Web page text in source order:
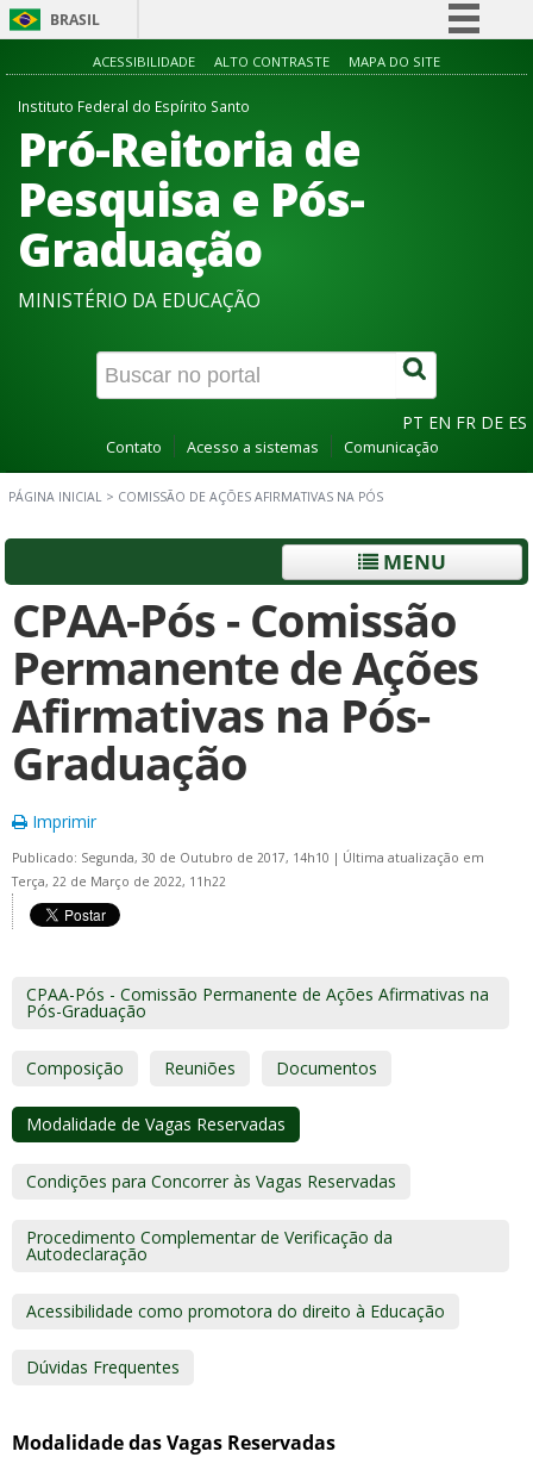
BRASIL
Simplifique!
Acesso à informação
Legislação
ACESSIBILIDADE ALTO CONTRASTE MAPA DO SITE
Instituto Federal do Espírito Santo
Pró-Reitoria de
Pesquisa e Pós-
Graduação
MINISTÉRIO DA EDUCAÇÃO
PT EN FR DE ES
Contato Acesso a sistemas Comunicação
PÁGINA INICIAL > COMISSÃO DE AÇÕES AFIRMATIVAS NA PÓS
MENU
CPAA-Pós - Comissão
Permanente de Ações
Afirmativas na Pós-
Graduação
Imprimir
Publicado: Segunda, 30 de Outubro de 2017, 14h10 | Última atualização em
Terça, 22 de Março de 2022, 11h22
CPAA-Pós - Comissão Permanente de Ações Afirmativas na
Pós-Graduação
Composição Reuniões Documentos
Modalidade de Vagas Reservadas
Condições para Concorrer às Vagas Reservadas
Procedimento Complementar de Verificação da
Autodeclaração
Acessibilidade como promotora do direito à Educação
Dúvidas Frequentes
Modalidade das Vagas Reservadas